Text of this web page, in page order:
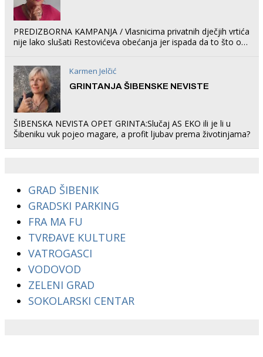
PREDIZBORNA KAMPANJA / Vlasnicima privatnih dječjih vrtića
nije lako slušati Restovićeva obećanja jer ispada da to što oni
Karmen Jelčić
GRINTANJA ŠIBENSKE NEVISTE
ŠIBENSKA NEVISTA OPET GRINTA:Slučaj AS EKO ili je li u
Šibeniku vuk pojeo magare, a profit ljubav prema životinjama?
GRAD ŠIBENIK
GRADSKI PARKING
FRA MA FU
TVRĐAVE KULTURE
VATROGASCI
VODOVOD
ZELENI GRAD
SOKOLARSKI CENTAR